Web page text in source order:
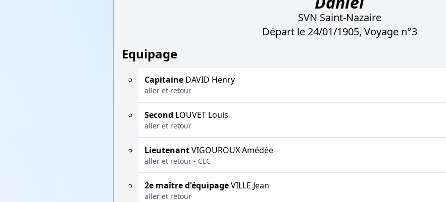
SVN Saint-Nazaire
Départ le 24/01/1905, Voyage n°3
Equipage
Capitaine DAVID Henry
aller et retour
Second LOUVET Louis
aller et retour
LieutenantVIGOUROUX Amédée
aller et retour - CLC
2e maître d'équipageVILLE Jean
aller et retour